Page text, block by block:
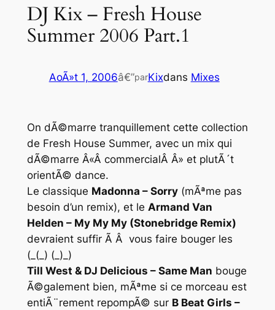
DJ Kix – Fresh House
Summer 2006 Part.1
AoÃ»t 1, 2006â€”parKixdans Mixes
On dÃ©marre tranquillement cette collection
de Fresh House Summer, avec un mix qui
dÃ©marre Â«Â commercialÂ Â» et plutÃ´t
orientÃ© dance.
Le classique Madonna – Sorry(mÃªme pas
besoin d’un remix), et le Armand Van
Helden – My My My (Stonebridge Remix)
devraient suffir Ã Â vous faire bouger les
(_(_) (_)_)
Till West & DJ Delicious – Same Man bouge
Ã©galement bien, mÃªme si ce morceau est
entiÃ¨rement repompÃ© sur B Beat Girls –